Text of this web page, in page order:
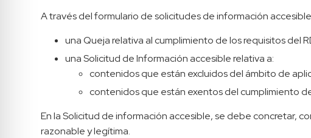
A través del formulario de solicitudes de información
una Queja relativa al cumplimiento de los requisitos del
una Solicitud de Información accesible relativa a:
contenidos que están excluidos del ámbito de
contenidos que están exentos del cumplimiento
En la Solicitud de información accesible, se debe concretar,
razonable y legítima.